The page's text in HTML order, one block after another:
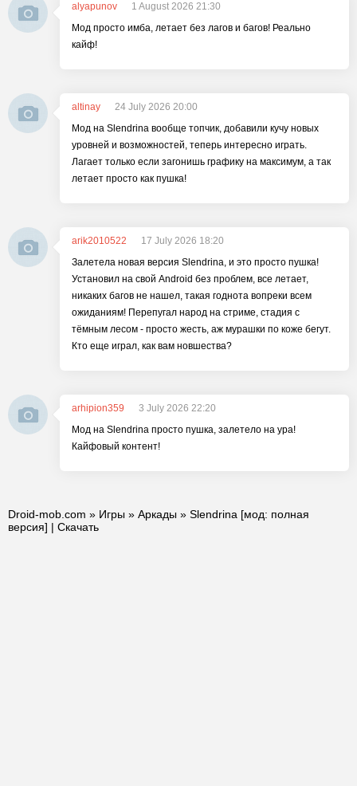
alyapunov
1 August 2026 21:30
Мод просто имба, летает без лагов и багов! Реально
кайф!
altinay
24 July 2026 20:00
Мод на Slendrina вообще топчик, добавили кучу новых
уровней и возможностей, теперь интересно играть.
Лагает только если загонишь графику на максимум, а так
летает просто как пушка!
arik2010522
17 July 2026 18:20
Залетела новая версия Slendrina, и это просто пушка!
Установил на свой Android без проблем, все летает,
никаких багов не нашел, такая годнота вопреки всем
ожиданиям! Перепугал народ на стриме, стадия с
тёмным лесом - просто жесть, аж мурашки по коже бегут.
Кто еще играл, как вам новшества?
arhipion359
3 July 2026 22:20
Мод на Slendrina просто пушка, залетело на ура!
Кайфовый контент!
Droid-mob.com » Игры » Аркады » Slendrina [мод: полная
версия] | Скачать